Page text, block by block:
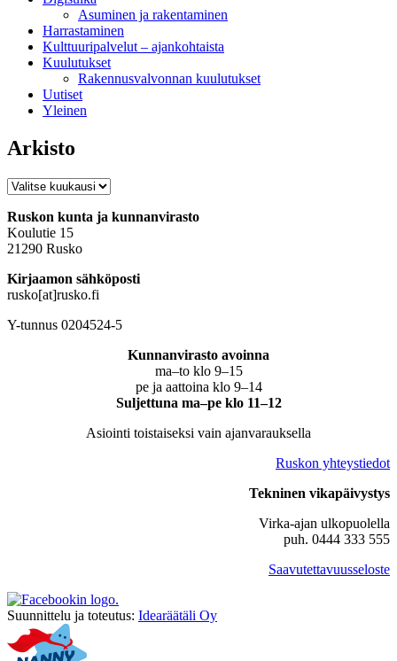
Asuminen ja rakentaminen
Harrastaminen
Kulttuuripalvelut – ajankohtaista
Kuulutukset
Rakennusvalvonnan kuulutukset
Uutiset
Yleinen
Arkisto
Arkisto
Ruskon kunta ja kunnanvirasto
Koulutie 15
21290 Rusko
Kirjaamon sähköposti
rusko[at]rusko.fi
Y-tunnus 0204524-5
Kunnanvirasto avoinna
ma–to klo 9–15
pe ja aattoina klo 9–14
Suljettuna ma–pe klo 11–12
Asiointi toistaiseksi vain ajanvarauksella
Ruskon yhteystiedot
Tekninen vikapäivystys
Virka-ajan ulkopuolella
puh. 0444 333 555
Saavutettavuusseloste
Suunnittelu ja toteutus: Idearäätäli Oy